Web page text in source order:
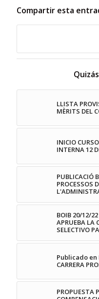
Compartir esta
LLISTA
MÈRITS DEL
INICIO
INTERNA 12
PUBLICACIÓ
PROCESSOS
BOIB 20/12/22
APRUEBA LA
SELECTIVO
Publicado en
CARRERA
PROPUESTA